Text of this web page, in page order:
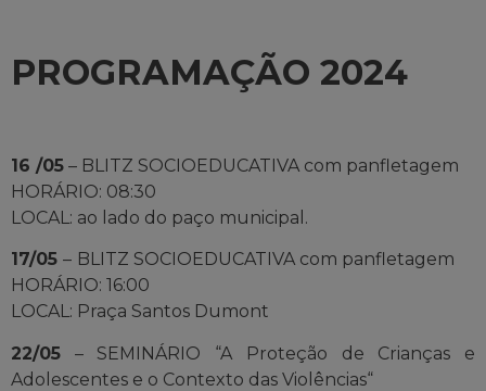
PROGRAMAÇÃO 2024
16 /05 – BLITZ SOCIOEDUCATIVA com panfletagem
HORÁRIO: 08:30
LOCAL: ao lado do paço municipal.
17/05 – BLITZ SOCIOEDUCATIVA com panfletagem
HORÁRIO: 16:00
LOCAL: Praça Santos Dumont
22/05 – SEMINÁRIO “A Proteção de Crianças e
Adolescentes e o Contexto das Violências“